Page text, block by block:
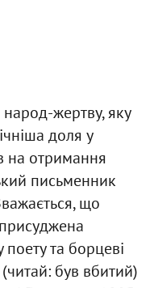
жертву, яку
доля у
на отримання
письменник
що
та борцеві
був вбитий)